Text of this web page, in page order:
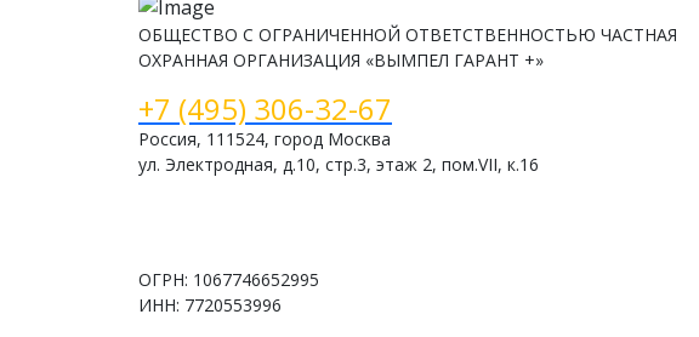
ОБЩЕСТВО С ОГРАНИЧЕННОЙ ОТВЕТСТВЕННОСТЬЮ ЧАСТНАЯ
ОХРАННАЯ ОРГАНИЗАЦИЯ «ВЫМПЕЛ ГАРАНТ +»
+7 (495) 306-32-67
Россия, 111524, город Москва
ул. Электродная, д.10, стр.3, этаж 2, пом.VII, к.16
ОГРН: 1067746652995
ИНН: 7720553996